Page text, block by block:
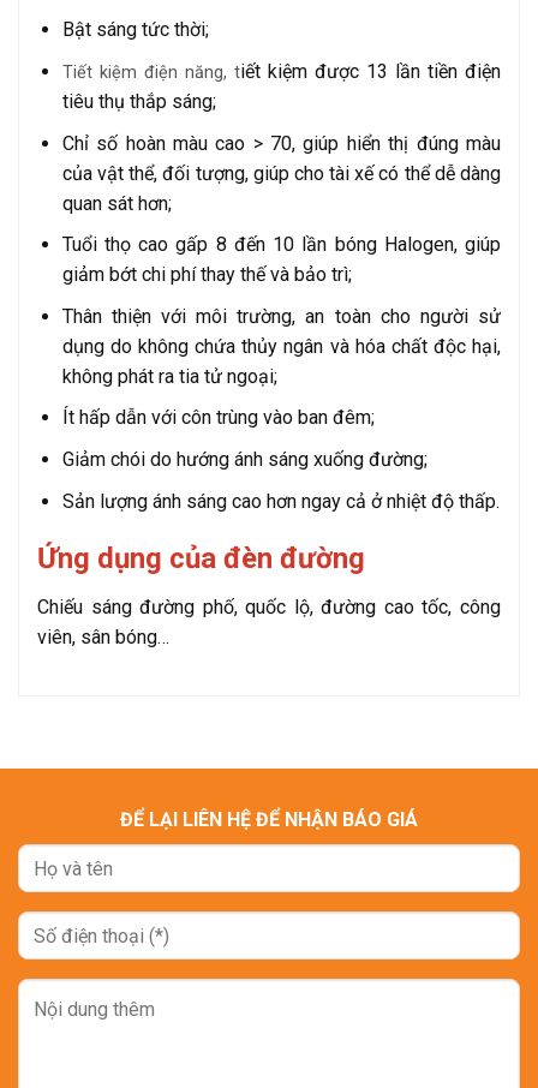
Bật sáng tức thời;
Tiết kiệm điện năng, tiết kiệm được 13 lần tiền điện
tiêu thụ thắp sáng;
Chỉ số hoàn màu cao > 70, giúp hiển thị đúng màu
của vật thể, đối tượng, giúp cho tài xế có thể dễ dàng
quan sát hơn;
Tuổi thọ cao gấp 8 đến 10 lần bóng Halogen, giúp
giảm bớt chi phí thay thế và bảo trì;
Thân thiện với môi trường, an toàn cho người sử
dụng do không chứa thủy ngân và hóa chất độc hại,
không phát ra tia tử ngoại;
Ít hấp dẫn với côn trùng vào ban đêm;
Giảm chói do hướng ánh sáng xuống đường;
Sản lượng ánh sáng cao hơn ngay cả ở nhiệt độ thấp.
Ứng dụng của đèn đường
Chiếu sáng đường phố, quốc lộ, đường cao tốc, công
viên, sân bóng…
ĐỂ LẠI LIÊN HỆ ĐỂ NHẬN BÁO GIÁ